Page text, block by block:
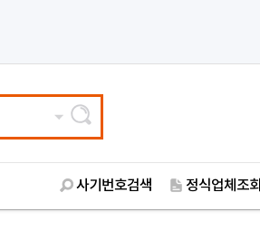
사기번호검색 정식업체조회